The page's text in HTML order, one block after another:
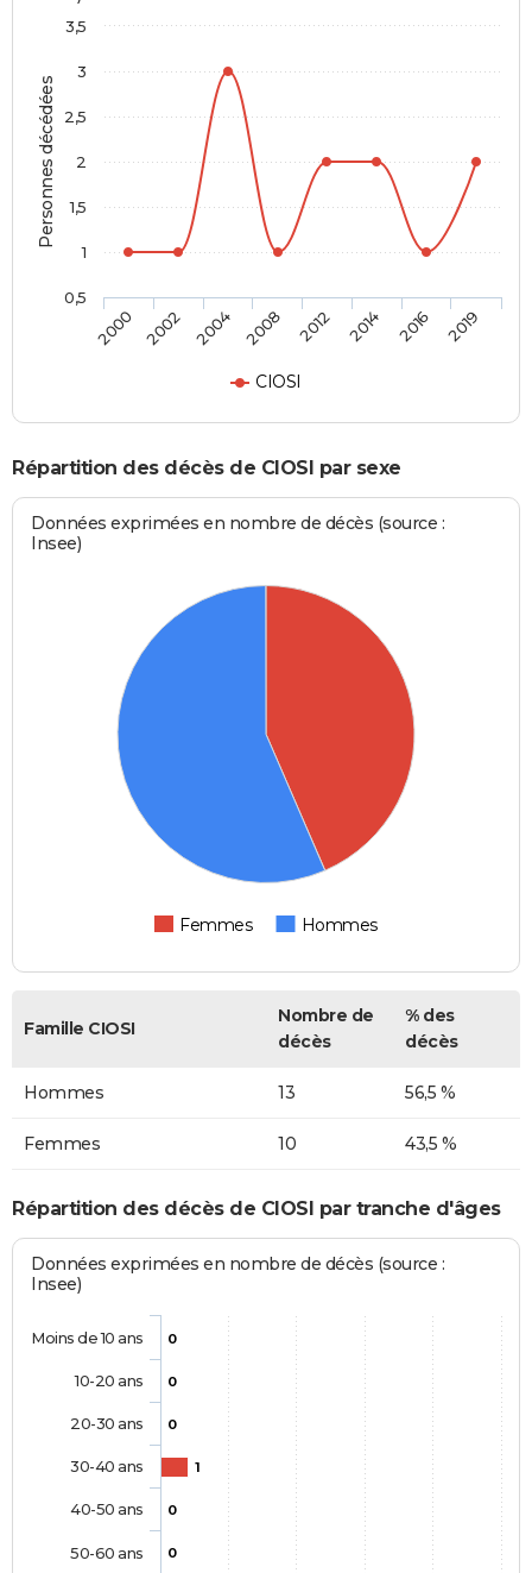
Personnes décédées
CIOSI
2000 2002 2004 2008 2012 2014 2016 2019
0,5
1
1,5
2
2,5
3
3,5
Répartition des décès de CIOSI par sexe
Données exprimées en nombre de décès (source :
Insee)
Femmes Hommes
Famille CIOSI
Nombre de
décès
% des
décès
Hommes 13 56,5 %
Femmes 10 43,5 %
Répartition des décès de CIOSI par tranche d'âges
Données exprimées en nombre de décès (source :
Insee)
0
0
0
1
0
0
Moins de 10 ans
10-20 ans
20-30 ans
30-40 ans
40-50 ans
50-60 ans